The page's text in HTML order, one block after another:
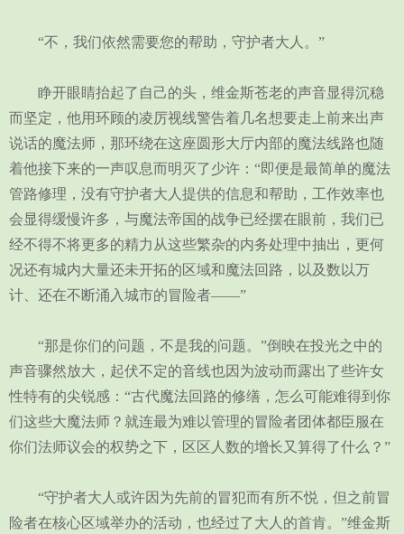
“不，我们依然需要您的帮助，守护者大人。”
睁开眼睛抬起了自己的头，维金斯苍老的声音显得沉稳
而坚定，他用环顾的凌厉视线警告着几名想要走上前来出声
说话的魔法师，那环绕在这座圆形大厅内部的魔法线路也随
着他接下来的一声叹息而明灭了少许：“即便是最简单的魔法
管路修理，没有守护者大人提供的信息和帮助，工作效率也
会显得缓慢许多，与魔法帝国的战争已经摆在眼前，我们已
经不得不将更多的精力从这些繁杂的内务处理中抽出，更何
况还有城内大量还未开拓的区域和魔法回路，以及数以万
计、还在不断涌入城市的冒险者——”
“那是你们的问题，不是我的问题。”倒映在投光之中的
声音骤然放大，起伏不定的音线也因为波动而露出了些许女
性特有的尖锐感：“古代魔法回路的修缮，怎么可能难得到你
们这些大魔法师？就连最为难以管理的冒险者团体都臣服在
你们法师议会的权势之下，区区人数的增长又算得了什么？”
“守护者大人或许因为先前的冒犯而有所不悦，但之前冒
险者在核心区域举办的活动，也经过了大人的首肯。”维金斯